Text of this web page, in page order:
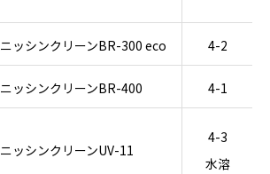
ニッシンクリーンBR-300 eco 4-2
ニッシンクリーンBR-400 4-1
ニッシンクリーンUV-11
4-3
水溶